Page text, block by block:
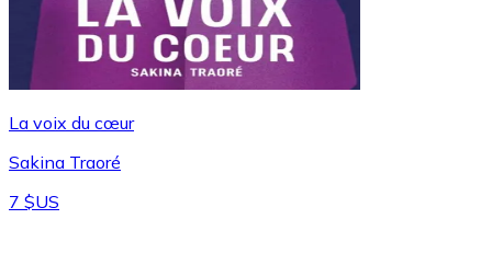
La voix du cœur
Sakina Traoré
7 $US